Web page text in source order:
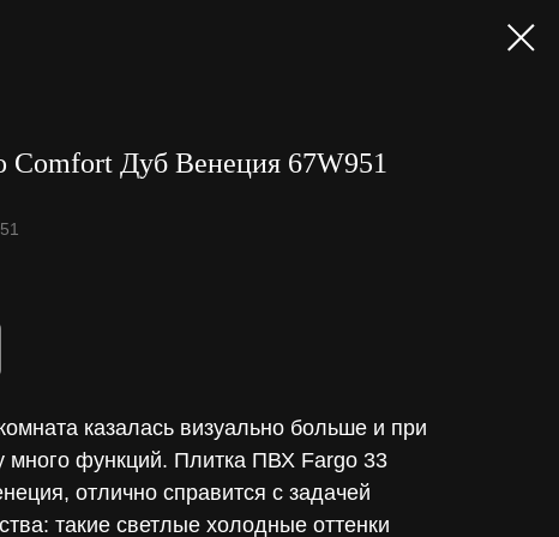
Дуб Венеция 67W951
казалась визуально больше и при
много функций. Плитка ПВХ Fargo 33
отлично справится с задачей
такие светлые холодные оттенки